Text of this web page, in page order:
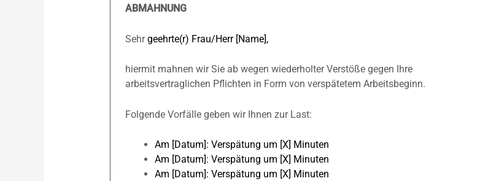
ABMAHNUNG
Sehrgeehrte(r) Frau/Herr [Name],
hiermit mahnen wir Sie ab wegen wiederholter Verstöße gegen Ihre
arbeitsvertraglichen Pflichten in Form von verspätetem Arbeitsbeginn.
Folgende Vorfälle geben wir Ihnen zur Last:
Am [Datum]: Verspätung um [X] Minuten
Am [Datum]: Verspätung um [X] Minuten
Am [Datum]: Verspätung um [X] Minuten